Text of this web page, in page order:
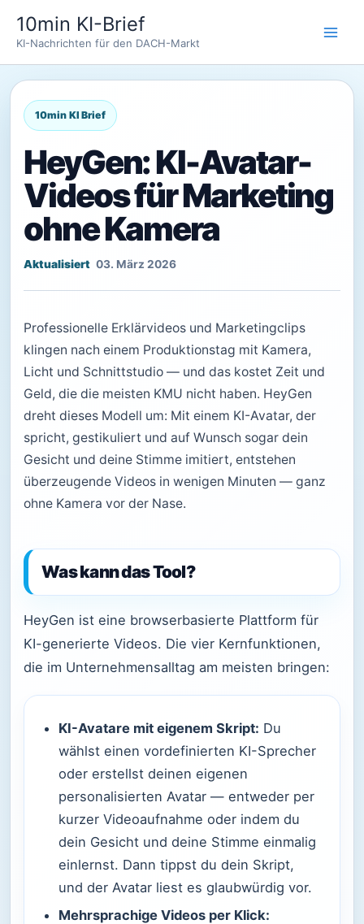
Inhalt
springen
10min KI-Brief
KI-Nachrichten für den DACH-Markt
HeyGen: KI-Avatar-
Videos für Marketing
ohne Kamera
03. März 2026
Professionelle Erklärvideos und Marketingclips
klingen nach einem Produktionstag mit Kamera,
Licht und Schnittstudio — und das kostet Zeit und
Geld, die die meisten KMU nicht haben. HeyGen
dreht dieses Modell um: Mit einem KI-Avatar, der
spricht, gestikuliert und auf Wunsch sogar dein
Gesicht und deine Stimme imitiert, entstehen
überzeugende Videos in wenigen Minuten — ganz
ohne Kamera vor der Nase.
Was kann das Tool?
HeyGen ist eine browserbasierte Plattform für
KI-generierte Videos. Die vier Kernfunktionen,
die im Unternehmensalltag am meisten bringen:
KI-Avatare mit eigenem Skript: Du
wählst einen vordefinierten KI-Sprecher
oder erstellst deinen eigenen
personalisierten Avatar — entweder per
kurzer Videoaufnahme oder indem du
dein Gesicht und deine Stimme einmalig
einlernst. Dann tippst du dein Skript,
und der Avatar liest es glaubwürdig vor.
Mehrsprachige Videos per Klick: